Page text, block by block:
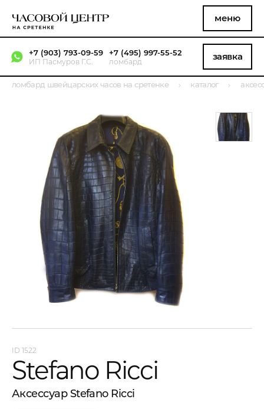
меню
+7 (903) 793-09-59
ИП Пасмуров Г.С.
+7 (495) 997-55-52
ломбард заявка
ломбард швейцарских часов на сретенке каталог
1522
Stefano Ricci
Аксессуар Stefano Ricci